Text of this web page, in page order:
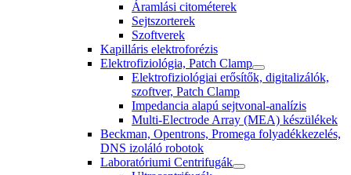
Áramlási citométerek
Sejtszorterek
Szoftverek
Kapilláris elektroforézis
Elektrofiziológia, Patch Clamp
Elektrofiziológiai erősítők, digitalizálók,
szoftver, Patch Clamp
Impedancia alapú sejtvonal-analízis
Multi-Electrode Array (MEA) készülékek
Beckman, Opentrons, Promega folyadékkezelés,
DNS izoláló robotok
Laboratóriumi Centrifugák